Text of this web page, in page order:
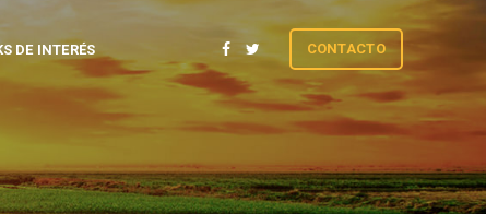
DE INTERÉS CONTACTO